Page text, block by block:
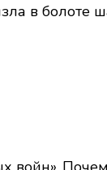
в болоте